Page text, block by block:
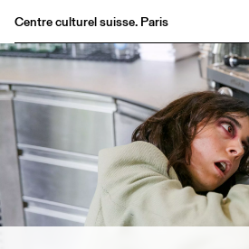
Centre culturel suisse. Paris
Agenda
Librairie
Buvette
Archives
Médiathèque
Éditions
Informations